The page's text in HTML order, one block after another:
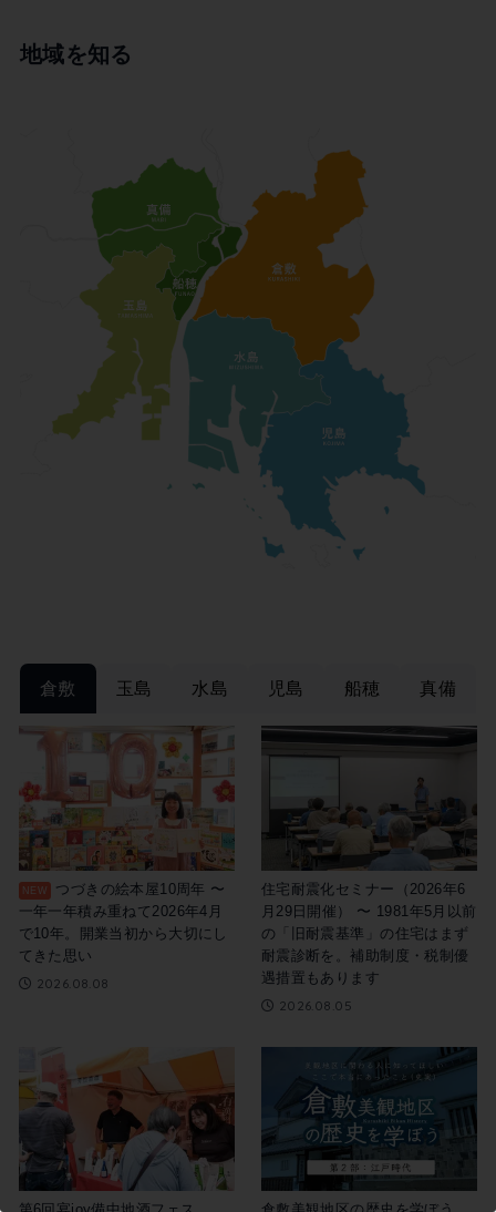
地域を知る
倉敷 玉島 水島 児島 船穂 真備
つづきの絵本屋10周年 〜
一年一年積み重ねて2026年4月
で10年。開業当初から大切にし
てきた思い
2026.08.08
住宅耐震化セミナー（2026年6
月29日開催） 〜 1981年5月以前
の「旧耐震基準」の住宅はまず
耐震診断を。補助制度・税制優
遇措置もあります
2026.08.05
吉野なこ